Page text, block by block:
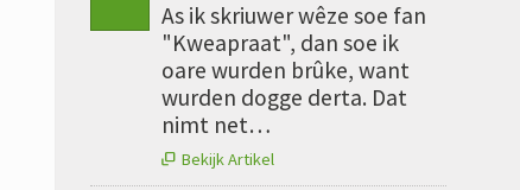
As ik skriuwer wêze soe fan
"Kweapraat", dan soe ik
oare wurden brûke, want
wurden dogge derta. Dat
nimt net…
 Bekijk Artikel